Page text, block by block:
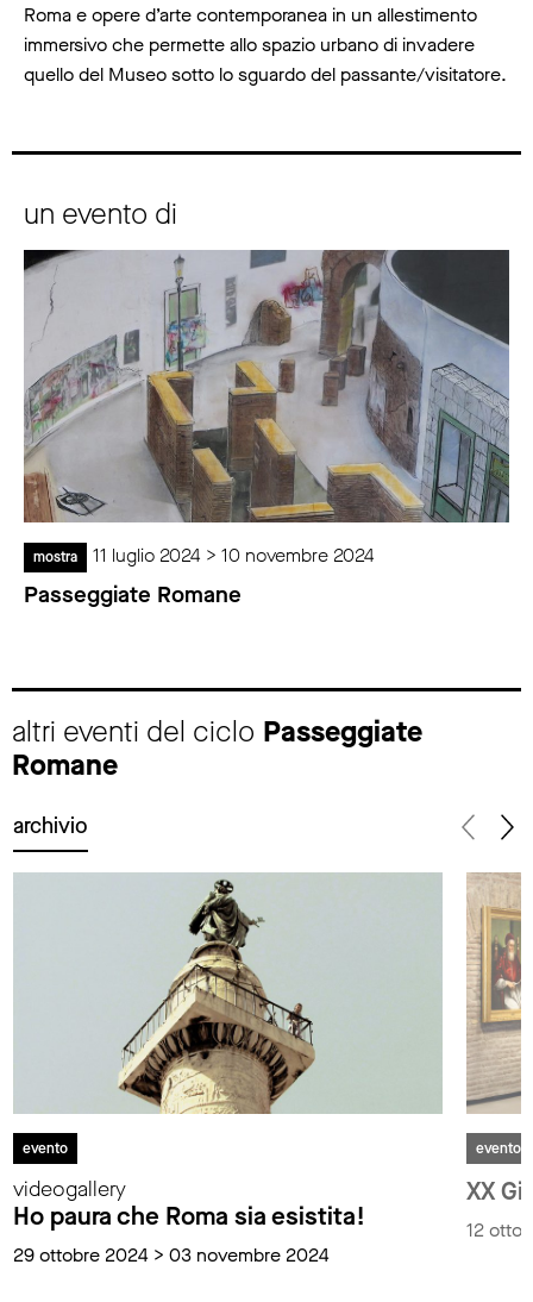
Roma e opere d’arte contemporanea in un allestimento
immersivo che permette allo spazio urbano di invadere
quello del Museo sotto lo sguardo del passante/visitatore.
un evento di
mostra 11 luglio 2024 > 10 novembre 2024
Passeggiate Romane
altri eventi del ciclo Passeggiate
Romane
archivio
evento
videogallery
Ho paura che Roma sia esistita!
29 ottobre 2024 > 03 novembre 2024
evento
XX
12